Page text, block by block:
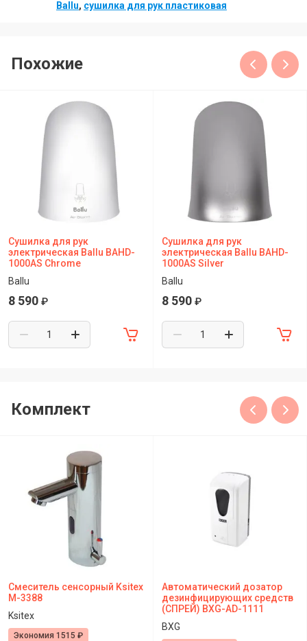
Ballu, сушилка для рук пластиковая
Похожие
Сушилка для рук
электрическая Ballu BAHD-
1000AS Chrome
Ballu
8 590 ₽
Сушилка для рук
электрическая Ballu BAHD-
1000AS Silver
Ballu
8 590 ₽
Комплект
Смеситель сенсорный Ksitex
M-3388
Ksitex
Экономия 1515 ₽
Автоматический дозатор
дезинфицирующих средств
(СПРЕЙ) BXG-AD-1111
BXG